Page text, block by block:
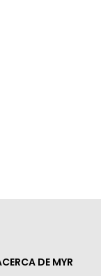
DE MYR